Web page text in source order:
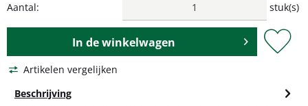
Aantal: stuk(s)
In dewinkelwagen
Artikelen vergelijken
Beschrijving